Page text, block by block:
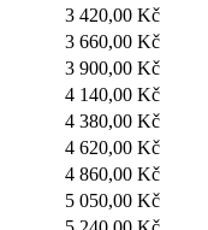
3 420,00 Kč
3 660,00 Kč
3 900,00 Kč
4 140,00 Kč
4 380,00 Kč
4 620,00 Kč
4 860,00 Kč
5 050,00 Kč